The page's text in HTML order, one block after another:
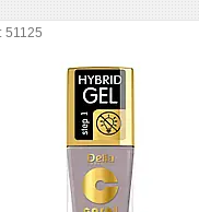
51125